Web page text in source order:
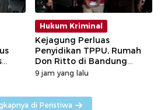
Hukum Kriminal
Kejagung Perluas
Penyidikan TPPU, Rumah
Don Ritto di Bandung
Digeledah
9 jam yang lalu
di Peristiwa